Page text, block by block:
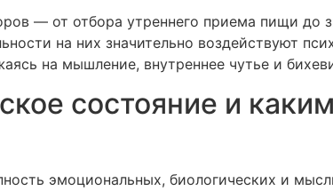
— от отбора утреннего приема пищи до
на них значительно воздействуют
на мышление, внутреннее чутье и
состояние и
эмоциональных, биологических и